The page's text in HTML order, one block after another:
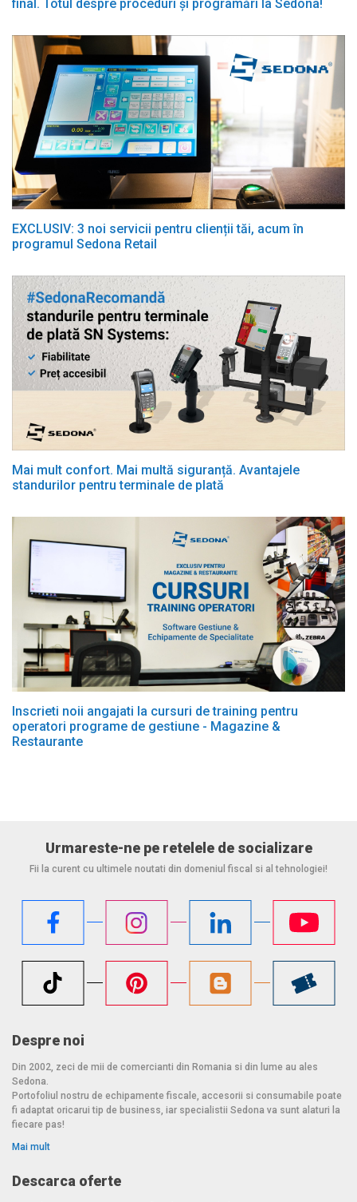
final. Totul despre proceduri și programări la Sedona!
EXCLUSIV: 3 noi servicii pentru clienții tăi, acum în
programul Sedona Retail
Mai mult confort. Mai multă siguranță. Avantajele
standurilor pentru terminale de plată
Inscrieti noii angajati la cursuri de training pentru
operatori programe de gestiune - Magazine &
Restaurante
Urmareste-ne pe retelele de socializare
Fii la curent cu ultimele noutati din domeniul fiscal si al tehnologiei!
Despre noi
Din 2002, zeci de mii de comercianti din Romania si din lume au ales
Sedona.
Portofoliul nostru de echipamente fiscale, accesorii si consumabile poate
fi adaptat oricarui tip de business, iar specialistii Sedona va sunt alaturi la
fiecare pas!
Mai mult
Descarca oferte